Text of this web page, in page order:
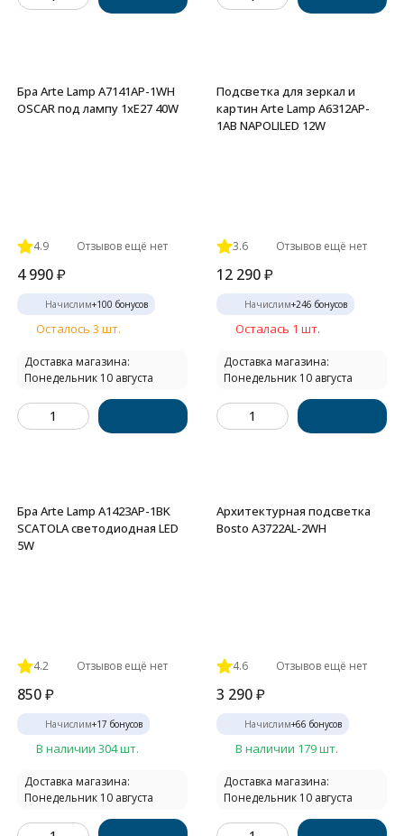
Бра Arte Lamp A7141AP-1WH
OSCAR под лампу 1xE27 40W
4.9 Отзывов ещё нет
4 990₽
Начислим+100 бонусов
Осталось 3 шт.
Доставка магазина:
Понедельник 10 августа
Подсветка для зеркал и
картин Arte Lamp A6312AP-
1AB NAPOLILED 12W
3.6 Отзывов ещё нет
12 290₽
Начислим+246 бонусов
Осталась 1 шт.
Доставка магазина:
Понедельник 10 августа
Бра Arte Lamp A1423AP-1BK
SCATOLA светодиодная LED
5W
4.2 Отзывов ещё нет
850₽
Начислим+17 бонусов
В наличии 304 шт.
Доставка магазина:
Понедельник 10 августа
Архитектурная подсветка
Bosto A3722AL-2WH
4.6 Отзывов ещё нет
3 290₽
Начислим+66 бонусов
В наличии 179 шт.
Доставка магазина:
Понедельник 10 августа